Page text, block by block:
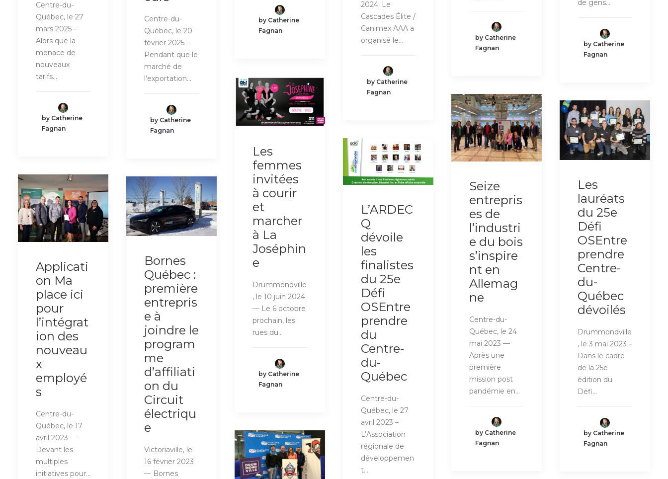
Centre-du-
Québec, le 27
mars 2025 –
Alors que la
menace de
nouveaux
tarifs…
by Catherine
Fagnan
Centre-du-
Québec, le 20
février 2025 –
Pendant que le
marché de
l’exportation…
by Catherine
Fagnan
by Catherine
Fagnan
2024. Le
Cascades Élite /
Canimex AAA a
organisé le…
by Catherine
Fagnan
by Catherine
Fagnan
de gens…
by Catherine
Fagnan
Les
femmes
invitées
à courir
et
marcher
à La
Joséphin
e
Drummondville
, le 10 juin 2024
— Le 6 octobre
prochain, les
rues du…
by Catherine
Fagnan
Seize
entrepris
es de
l’industri
e du bois
s’inspire
nt en
Allemag
ne
Centre-du-
Québec, le 24
mai 2023 —
Après une
première
mission post
pandémie en…
by Catherine
Fagnan
Les
lauréats
du 25e
Défi
OSEntre
prendre
Centre-
du-
Québec
dévoilés
Drummondville
, le 3 mai 2023 –
Dans le cadre
de la 25e
édition du
Défi…
by Catherine
Fagnan
L’ARDEC
Q
dévoile
les
finalistes
du 25e
Défi
OSEntre
prendre
du
Centre-
du-
Québec
Centre-du-
Québec, le 27
avril 2023 –
L’Association
régionale de
développemen
t…
Applicati
on Ma
place ici
pour
l’intégrat
ion des
nouveau
x
employé
s
Centre-du-
Québec, le 17
avril 2023 —
Devant les
multiples
initiatives pour…
Bornes
Québec :
première
entrepris
e à
joindre le
program
me
d’affiliati
on du
Circuit
électriqu
e
Victoriaville, le
16 février 2023
— Bornes